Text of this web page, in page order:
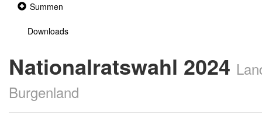
Collapsed
Summen
Downloads
Nationalratswahl 2024
Burgenland